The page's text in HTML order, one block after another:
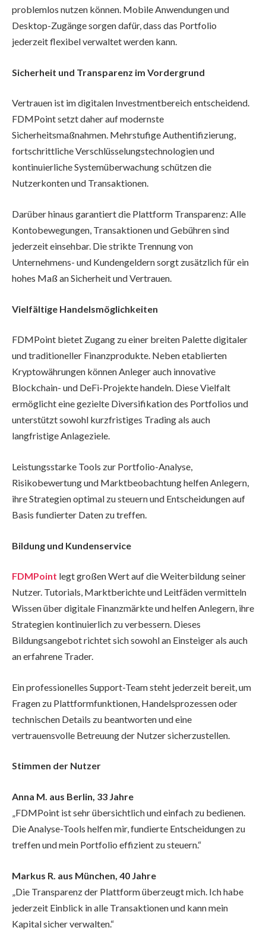
problemlos nutzen können. Mobile Anwendungen und
Desktop-Zugänge sorgen dafür, dass das Portfolio
jederzeit flexibel verwaltet werden kann.
Sicherheit und Transparenz im Vordergrund
Vertrauen ist im digitalen Investmentbereich entscheidend.
FDMPoint setzt daher auf modernste
Sicherheitsmaßnahmen. Mehrstufige Authentifizierung,
fortschrittliche Verschlüsselungstechnologien und
kontinuierliche Systemüberwachung schützen die
Nutzerkonten und Transaktionen.
Darüber hinaus garantiert die Plattform Transparenz: Alle
Kontobewegungen, Transaktionen und Gebühren sind
jederzeit einsehbar. Die strikte Trennung von
Unternehmens- und Kundengeldern sorgt zusätzlich für ein
hohes Maß an Sicherheit und Vertrauen.
Vielfältige Handelsmöglichkeiten
FDMPoint bietet Zugang zu einer breiten Palette digitaler
und traditioneller Finanzprodukte. Neben etablierten
Kryptowährungen können Anleger auch innovative
Blockchain- und DeFi-Projekte handeln. Diese Vielfalt
ermöglicht eine gezielte Diversifikation des Portfolios und
unterstützt sowohl kurzfristiges Trading als auch
langfristige Anlageziele.
Leistungsstarke Tools zur Portfolio-Analyse,
Risikobewertung und Marktbeobachtung helfen Anlegern,
ihre Strategien optimal zu steuern und Entscheidungen auf
Basis fundierter Daten zu treffen.
Bildung und Kundenservice
FDMPoint legt großen Wert auf die Weiterbildung seiner
Nutzer. Tutorials, Marktberichte und Leitfäden vermitteln
Wissen über digitale Finanzmärkte und helfen Anlegern, ihre
Strategien kontinuierlich zu verbessern. Dieses
Bildungsangebot richtet sich sowohl an Einsteiger als auch
an erfahrene Trader.
Ein professionelles Support-Team steht jederzeit bereit, um
Fragen zu Plattformfunktionen, Handelsprozessen oder
technischen Details zu beantworten und eine
vertrauensvolle Betreuung der Nutzer sicherzustellen.
Stimmen der Nutzer
Anna M. aus Berlin, 33 Jahre
„FDMPoint ist sehr übersichtlich und einfach zu bedienen.
Die Analyse-Tools helfen mir, fundierte Entscheidungen zu
treffen und mein Portfolio effizient zu steuern.“
Markus R. aus München, 40 Jahre
„Die Transparenz der Plattform überzeugt mich. Ich habe
jederzeit Einblick in alle Transaktionen und kann mein
Kapital sicher verwalten.“